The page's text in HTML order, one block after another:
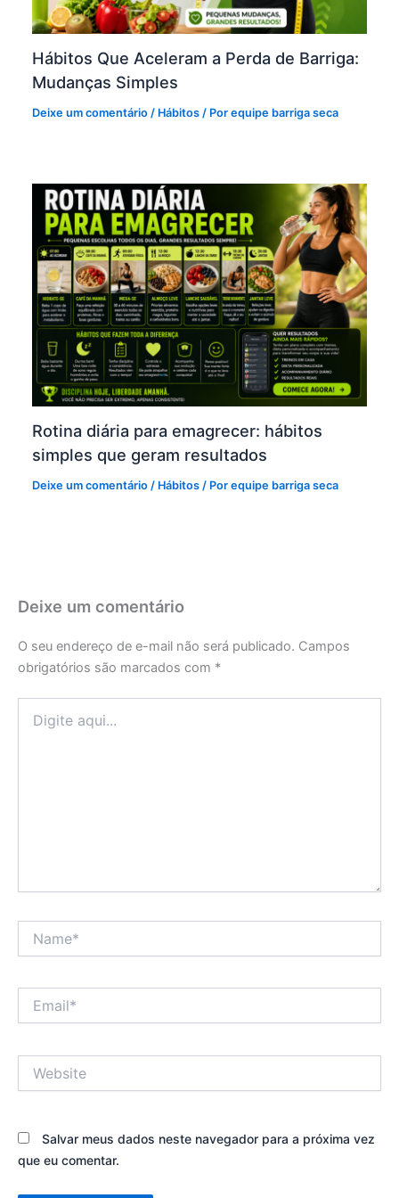
Hábitos Que Aceleram a Perda de Barriga:
Mudanças Simples
Deixe um comentário / Hábitos / Porequipe barriga seca
Rotina diária para emagrecer: hábitos
simples que geram resultados
Deixe um comentário / Hábitos / Porequipe barriga seca
Deixe um comentário
O seu endereço de e-mail não será publicado. Campos
obrigatórios são marcados com *
aqui...
Salvar meus dados neste navegador para a próxima vez
que eu comentar.